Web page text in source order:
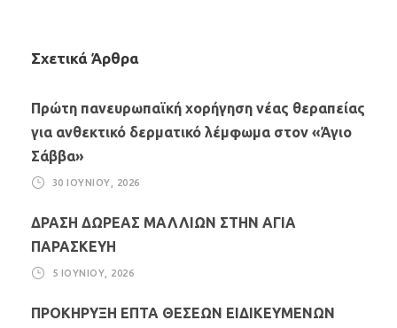
Σχετικά Άρθρα
Πρώτη πανευρωπαϊκή χορήγηση νέας θεραπείας
για ανθεκτικό δερματικό λέμφωμα στον «Άγιο
Σάββα»
30 ΙΟΥΝΊΟΥ, 2026
ΔΡΑΣΗ ΔΩΡΕΑΣ ΜΑΛΛΙΩΝ ΣΤΗΝ ΑΓΙΑ
ΠΑΡΑΣΚΕΥΗ
5 ΙΟΥΝΊΟΥ, 2026
ΠΡΟΚΗΡΥΞΗ ΕΠΤΑ ΘΕΣΕΩΝ ΕΙΔΙΚΕΥΜΕΝΩΝ